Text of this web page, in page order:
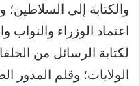
والكتابة إلى
اعتماد الوزراء والنواب
لكتابة الرسائل من
الولايات؛ وقلم المدور